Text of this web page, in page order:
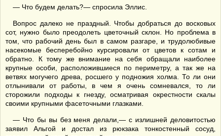
— Что будем делать?— спросила Эллис.
Вопрос далеко не праздный. Чтобы добраться до восковых
сот, нужно было преодолеть цветочный склон. Но проблема в
том, что рабочий день был в самом разгаре, и трудолюбивые
насекомые бесперебойно курсировали от цветов к сотам и
обратно. К тому же внимание на себя обращали наиболее
крупные особи, расположившиеся по периметру, а так же на
ветвях могучего древа, росшего у подножия холма. То ли они
отлынивали от работы, в чем я очень сомневался, то ли
сторожили подходы к гнезду, осматривая окрестности скалы
своими крупными фасеточными глазками.
— Что бы вы без меня делали,— с излишней деловитостью
заявил Альгой и достал из рюкзака тонкостенный сосуд,